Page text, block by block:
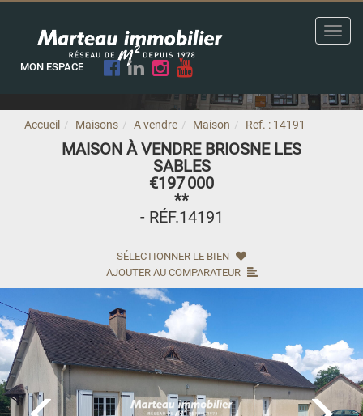
MON ESPACE
Accueil Maisons A vendre Maison Ref. : 14191
MAISON À VENDRE BRIOSNE LES
SABLES
€197 000
**
- RÉF.14191
SÉLECTIONNER LE BIEN
AJOUTER AU COMPARATEUR